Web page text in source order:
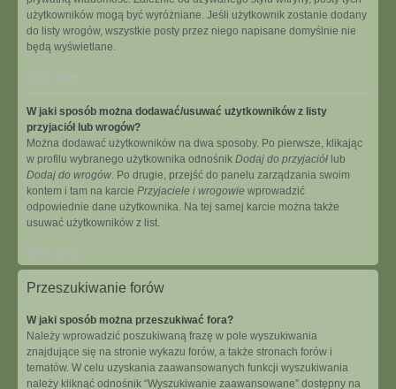
użytkowników mogą być wyróżniane. Jeśli użytkownik zostanie dodany
do listy wrogów, wszystkie posty przez niego napisane domyślnie nie
będą wyświetlane.
Na górę
W jaki sposób można dodawać/usuwać użytkowników z listy
przyjaciół lub wrogów?
Można dodawać użytkowników na dwa sposoby. Po pierwsze, klikając
w profilu wybranego użytkownika odnośnik Dodaj do przyjaciół lub
Dodaj do wrogów. Po drugie, przejść do panelu zarządzania swoim
kontem i tam na karcie Przyjaciele i wrogowie wprowadzić
odpowiednie dane użytkownika. Na tej samej karcie można także
usuwać użytkowników z list.
Na górę
Przeszukiwanie forów
W jaki sposób można przeszukiwać fora?
Należy wprowadzić poszukiwaną frazę w pole wyszukiwania
znajdujące się na stronie wykazu forów, a także stronach forów i
tematów. W celu uzyskania zaawansowanych funkcji wyszukiwania
należy kliknąć odnośnik “Wyszukiwanie zaawansowane” dostępny na